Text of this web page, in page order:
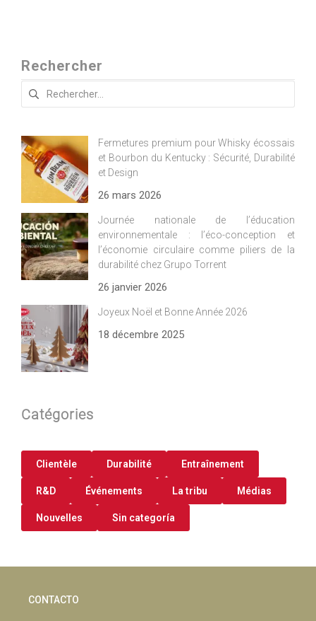
Rechercher
Rechercher :
Fermetures premium pour Whisky écossais
et Bourbon du Kentucky : Sécurité, Durabilité
et Design
26 mars 2026
Journée nationale de l’éducation
environnementale : l’éco-conception et
l’économie circulaire comme piliers de la
durabilité chez Grupo Torrent
26 janvier 2026
Joyeux Noël et Bonne Année 2026
18 décembre 2025
Catégories
Clientèle Durabilité Entraînement
R&D Événements La tribu Médias
Nouvelles Sin categoría
CONTACTO